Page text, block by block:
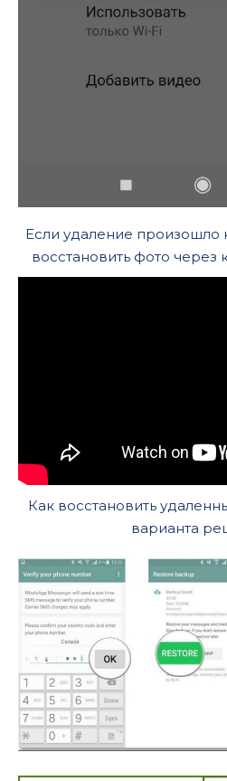
Если удаление произошло
восстановить фото через
Как восстановить
варианта